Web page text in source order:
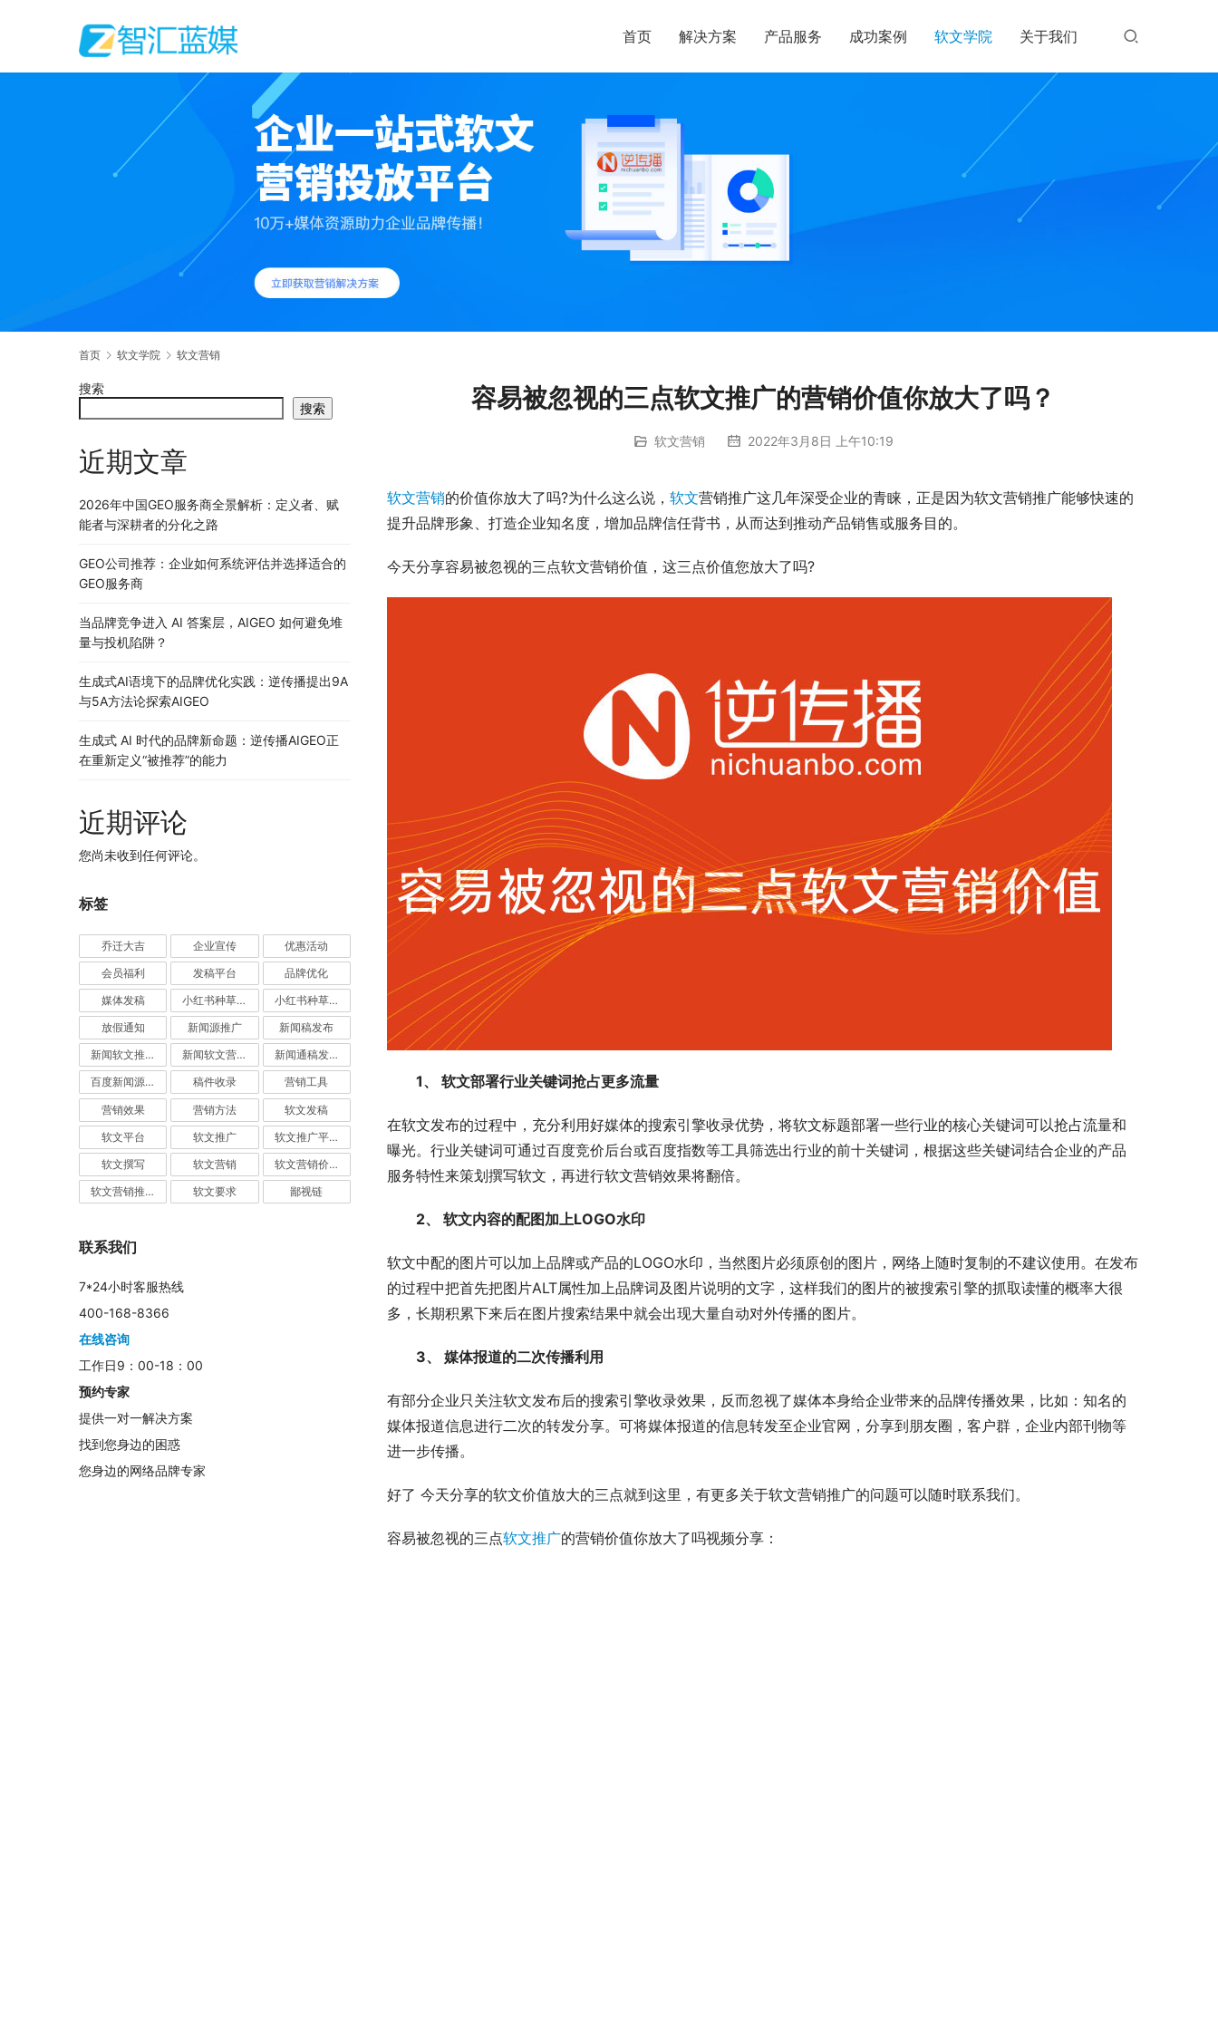
首页 解决方案 产品服务 成功案例 软文学院 关于我们
首页 软文学院 软文营销
容易被忽视的三点软文推广的营销价值你放大了吗？
软文营销 2022年3月8日 上午10:19
软文营销的价值你放大了吗?为什么这么说， 软文营销推广这几年深受企业的青睐，正是因为软文营销推广能够快速的
提升品牌形象、打造企业知名度，增加品牌信任背书，从而达到推动产品销售或服务目的。
今天分享容易被忽视的三点软文营销价值，这三点价值您放大了吗?
1、 软文部署行业关键词抢占更多流量
在软文发布的过程中，充分利用好媒体的搜索引擎收录优势，将软文标题部署一些行业的核心关键词可以抢占流量和
曝光。行业关键词可通过百度竞价后台或百度指数等工具筛选出行业的前十关键词，根据这些关键词结合企业的产品
服务特性来策划撰写软文，再进行软文营销效果将翻倍。
2、 软文内容的配图加上LOGO水印
软文中配的图片可以加上品牌或产品的LOGO水印，当然图片必须原创的图片，网络上随时复制的不建议使用。在发布
的过程中把首先把图片ALT属性加上品牌词及图片说明的文字，这样我们的图片的被搜索引擎的抓取读懂的概率大很
多，长期积累下来后在图片搜索结果中就会出现大量自动对外传播的图片。
3、 媒体报道的二次传播利用
有部分企业只关注软文发布后的搜索引擎收录效果，反而忽视了媒体本身给企业带来的品牌传播效果，比如：知名的
媒体报道信息进行二次的转发分享。可将媒体报道的信息转发至企业官网，分享到朋友圈，客户群，企业内部刊物等
进一步传播。
好了 今天分享的软文价值放大的三点就到这里，有更多关于软文营销推广的问题可以随时联系我们。
容易被忽视的三点软文推广的营销价值你放大了吗视频分享：
搜索
搜索
近期文章
2026年中国GEO服务商全景解析：定义者、赋
能者与深耕者的分化之路
GEO公司推荐：企业如何系统评估并选择适合的
GEO服务商
当品牌竞争进入 AI 答案层，AIGEO 如何避免堆
量与投机陷阱？
生成式AI语境下的品牌优化实践：逆传播提出9A
与5A方法论探索AIGEO
生成式 AI 时代的品牌新命题：逆传播AIGEO正
在重新定义“被推荐”的能力
近期评论
您尚未收到任何评论。
标签
乔迁大吉 企业宣传 优惠活动
会员福利 发稿平台 品牌优化
媒体发稿 小红书种草推广 小红书种草营销
放假通知 新闻源推广 新闻稿发布
新闻软文推广发稿 新闻软文营销推广 新闻通稿发布推广
百度新闻源发布 稿件收录 营销工具
营销效果 营销方法 软文发稿
软文平台 软文推广 软文推广平台
软文撰写 软文营销 软文营销价值
软文营销推广 软文要求 鄙视链
联系我们
7*24小时客服热线
400-168-8366
在线咨询
工作日9：00-18：00
预约专家
提供一对一解决方案
找到您身边的困惑
您身边的网络品牌专家